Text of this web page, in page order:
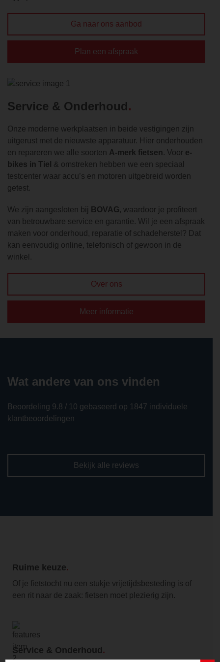
Ga naar ons aanbod
Plan een afspraak
Service & Onderhoud
Onze moderne werkplaatsen in beide vestigingen zijn
uitgerust met de nieuwste apparatuur. Hier onderhouden
en repareren we alle soorten A-merk fietsen. Voor e-
bikes in Tiel & omstreken hebben we een speciaal
testcenter waar accu’s en motoren uitgebreid worden
getest.
We zijn aangesloten bij BOVAG, waardoor je profiteert
van betrouwbare service en garantie. Wil je een afspraak
maken voor onderhoud, reparatie of schadeherstel? Dat
kan eenvoudig online, telefonisch of gewoon in de
winkel.
Over ons
Meer informatie
Wat andere van ons vinden
Beoordeling 9.8 / 10 gebaseerd op 1847 individuele
klantbeoordelingen
Bekijk alle reviews
Ruime keuze
Of je fietstocht nu een stukje vrijetijdsbesteding is of
een rit naar de zaak: fietsen moet plezierig zijn.
Service & Onderhoud